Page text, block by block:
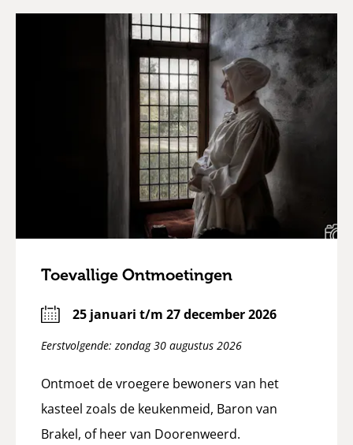
Toevallige Ontmoetingen
25 januari t/m 27 december 2026
Eerstvolgende: zondag 30 augustus 2026
Ontmoet de vroegere bewoners van het
kasteel zoals de keukenmeid, Baron van
Brakel, of heer van Doorenweerd.